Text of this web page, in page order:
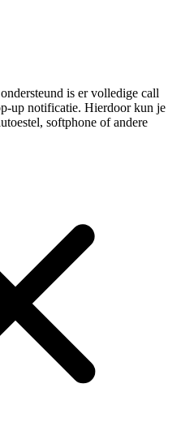
is er volledige call
up notificatie. Hierdoor kun je
softphone of andere